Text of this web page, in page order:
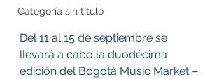
Categoría sin título
Del 11 al 15 de septiembre se
llevará a cabo la duodécima
edición del Bogotá Music Market –